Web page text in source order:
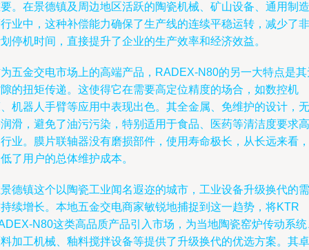
。在景德镇及周边地区活跃的陶瓷机械、矿山设备、通用制造
业中，这种补偿能力确保了生产线的连续平稳运转，减少了非
停机时间，直接提升了企业的生产效率和经济效益。
五金交电市场上的高端产品，RADEX-N80的另一大特点是其
的扭矩传递。这使得它在需要高定位精度的场合，如数控机
机器人手臂等应用中表现出色。其全金属、免维护的设计，无
滑，避免了油污污染，特别适用于食品、医药等清洁度要求高
业。膜片联轴器没有磨损部件，使用寿命极长，从长远来看，
了用户的总体维护成本。
德镇这个以陶瓷工业闻名遐迩的城市，工业设备升级换代的需
续增长。本地五金交电商家敏锐地捕捉到这一趋势，将KTR
N80这类高品质产品引入市场，为当地陶瓷窑炉传动系统
加工机械、釉料搅拌设备等提供了升级换代的优选方案。其卓